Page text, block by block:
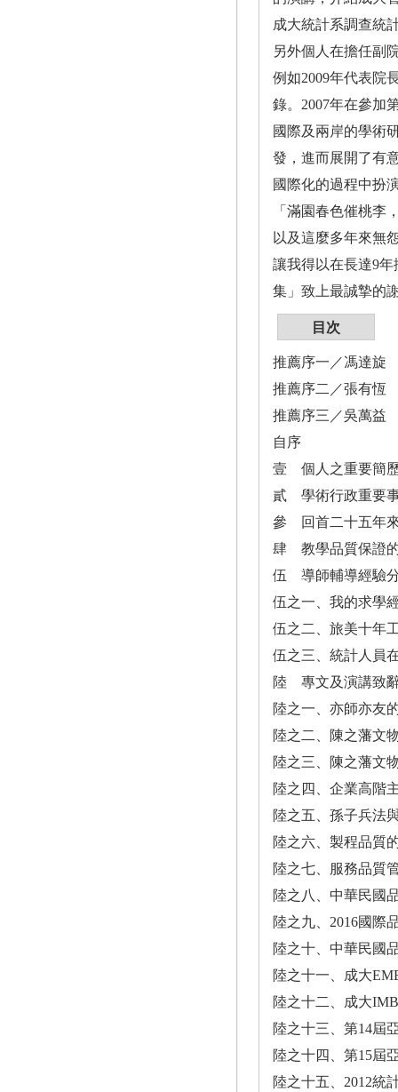
成大統計系調查統
另外個人在擔任副
例如2009年代表院
錄。2007年在參加
國際及兩岸的學術
發，進而展開了有
國際化的過程中扮
「滿園春色催桃李
以及這麼多年來無
讓我得以在長達9
集」致上最誠摯的
目次
推薦序一／馮達旋
推薦序二／張有恆
推薦序三／吳萬益
自序
壹 個人之重要簡
貳 學術行政重要
參 回首二十五年
肆 教學品質保證
伍 導師輔導經驗
伍之一、我的求學
伍之二、旅美十年
伍之三、統計人員
陸 專文及演講致
陸之一、亦師亦友
陸之二、陳之藩文
陸之三、陳之藩文
陸之四、企業高階
陸之五、孫子兵法
陸之六、製程品質
陸之七、服務品質
陸之八、中華民國
陸之九、2016國際
陸之十、中華民國
陸之十一、成大
陸之十二、成大
陸之十三、第14屆
陸之十四、第15屆
陸之十五、2012統